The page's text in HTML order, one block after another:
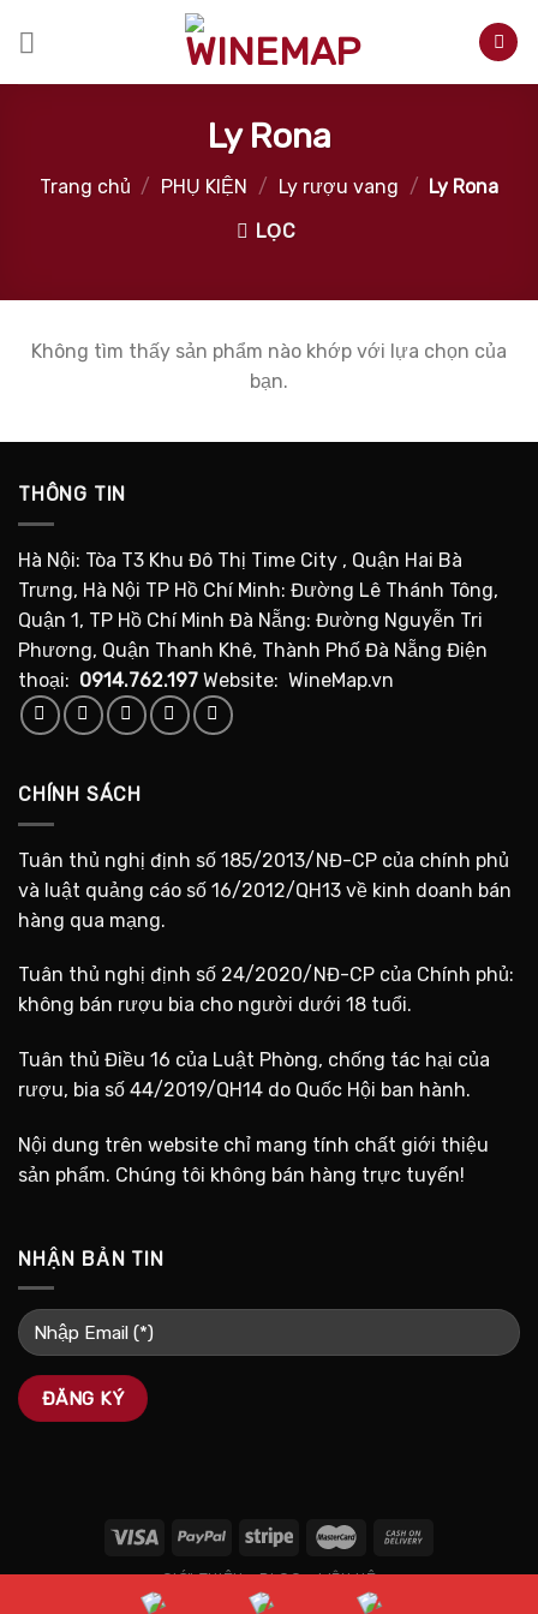
Ly Rona
Trang chủ / PHỤ KIỆN / Ly rượu vang / Ly Rona
LỌC
Không tìm thấy sản phẩm nào khớp với lựa chọn của
bạn.
THÔNG TIN
Hà Nội: Tòa T3 Khu Đô Thị Time City , Quận Hai Bà
Trưng, Hà Nội TP Hồ Chí Minh: Đường Lê Thánh Tông,
Quận 1, TP Hồ Chí Minh Đà Nẵng: Đường Nguyễn Tri
Phương, Quận Thanh Khê, Thành Phố Đà Nẵng Điện
thoại: 0914.762.197 Website: WineMap.vn
CHÍNH SÁCH
Tuân thủ nghị định số 185/2013/NĐ-CP của chính phủ
và luật quảng cáo số 16/2012/QH13 về kinh doanh bán
hàng qua mạng.
Tuân thủ nghị định số 24/2020/NĐ-CP của Chính phủ:
không bán rượu bia cho người dưới 18 tuổi.
Tuân thủ Điều 16 của Luật Phòng, chống tác hại của
rượu, bia số 44/2019/QH14 do Quốc Hội ban hành.
Nội dung trên website chỉ mang tính chất giới thiệu
sản phẩm. Chúng tôi không bán hàng trực tuyến!
NHẬN BẢN TIN
GIỚI THIỆU BLOG LIÊN HỆ